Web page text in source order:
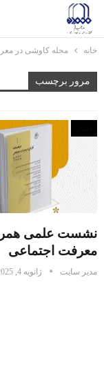
خانه مجله کاوشی در
مرور برچسب
نشست علمی
معرفت اجتماعی
مدیر سایت ژانویه 4, 2025